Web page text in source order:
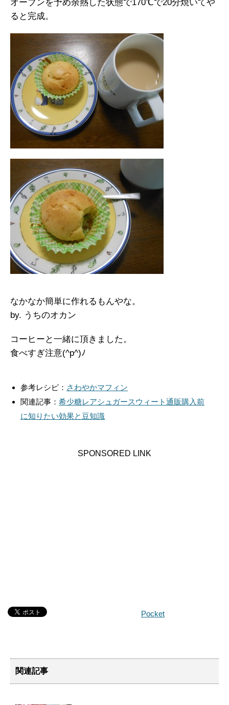
オーブンを予め余熱した状態で170℃で20分焼いてや
ると完成。
なかなか簡単に作れるもんやな。
by. うちのオカン
コーヒーと一緒に頂きました。
食べすぎ注意(^p^)ﾉ
参考レシピ： さわやかマフィン
関連記事： 希少糖レアシュガースウィート通販購入前
に知りたい効果と豆知識
SPONSORED LINK
Pocket
関連記事